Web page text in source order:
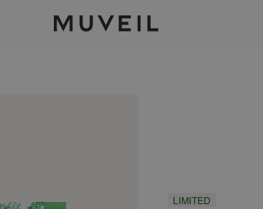
2026 AUTUMN WINTER COLLECTION
LIMITED